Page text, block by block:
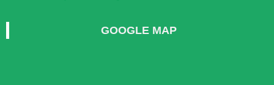
GOOGLE MAP